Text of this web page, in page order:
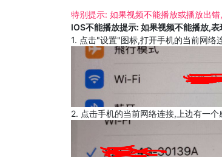
特别提示: 如果视频不能播放或播放出
IOS不能播放提示: 如果视频不能播放,
1. 点击"设置"图标,打开手机的当前网络
2. 点击手机的当前网络连接,上边有一